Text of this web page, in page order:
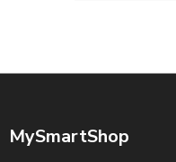
MySmartShop